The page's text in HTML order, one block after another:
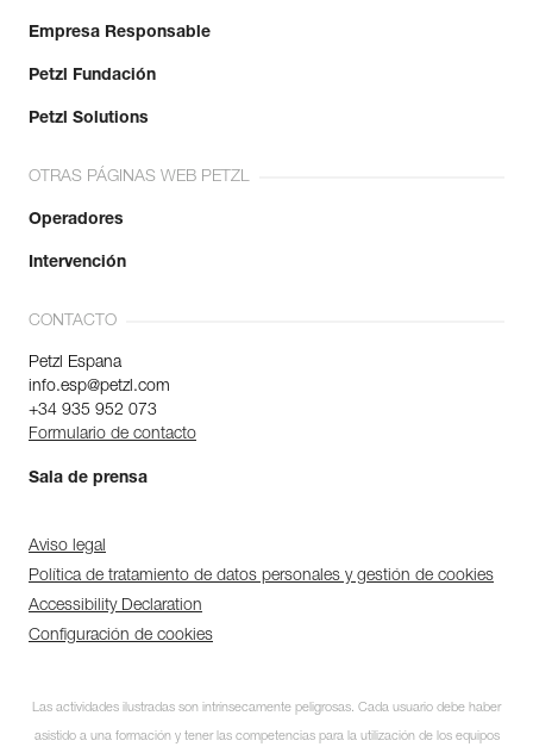
Empresa Responsable
Petzl Fundación
Petzl Solutions
OTRAS PÁGINAS WEB PETZL
Operadores
Intervención
CONTACTO
Petzl Espana
info.esp@petzl.com
+34 935 952 073
Formulario de contacto
Sala de prensa
Aviso legal
Política de tratamiento de datos personales y gestión de cookies
Accessibility Declaration
Configuración de cookies
Las actividades ilustradas son intrínsecamente peligrosas. Cada usuario debe haber
asistido a una formación y tener las competencias para la utilización de los equipos